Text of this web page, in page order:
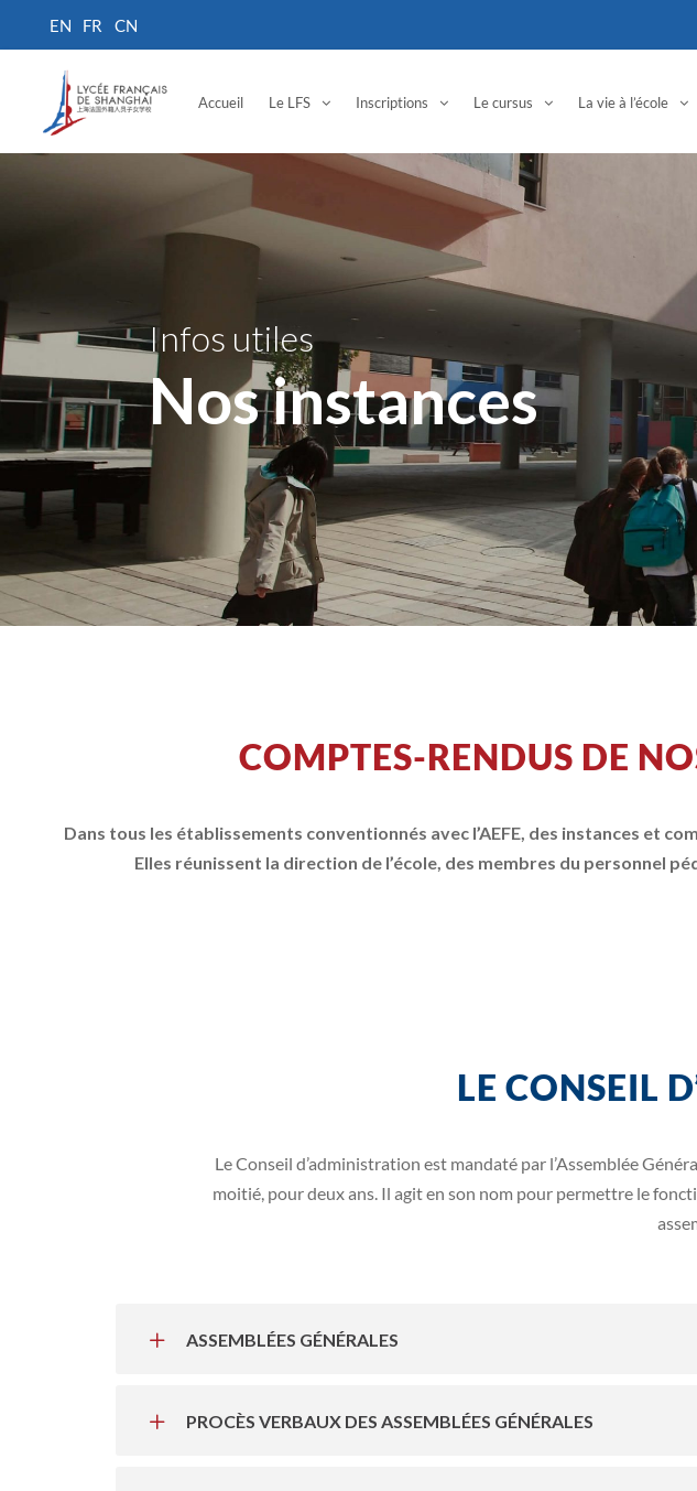
Accueil Le LFS Inscriptions Le cursus La vie à l’école
Infos utiles
Nos instances
COMPTES-RENDUS DE
Dans tous les établissements conventionnés avec l’AEFE, des instances et
Elles réunissent la direction de l’école, des membres du personnel
LE CONSEIL
Le Conseil d’administration est mandaté par l’Assemblée
moitié, pour deux ans. Il agit en son nom pour permettre le
ASSEMBLÉES GÉNÉRALES
PROCÈS VERBAUX DES ASSEMBLÉES GÉNÉRALES